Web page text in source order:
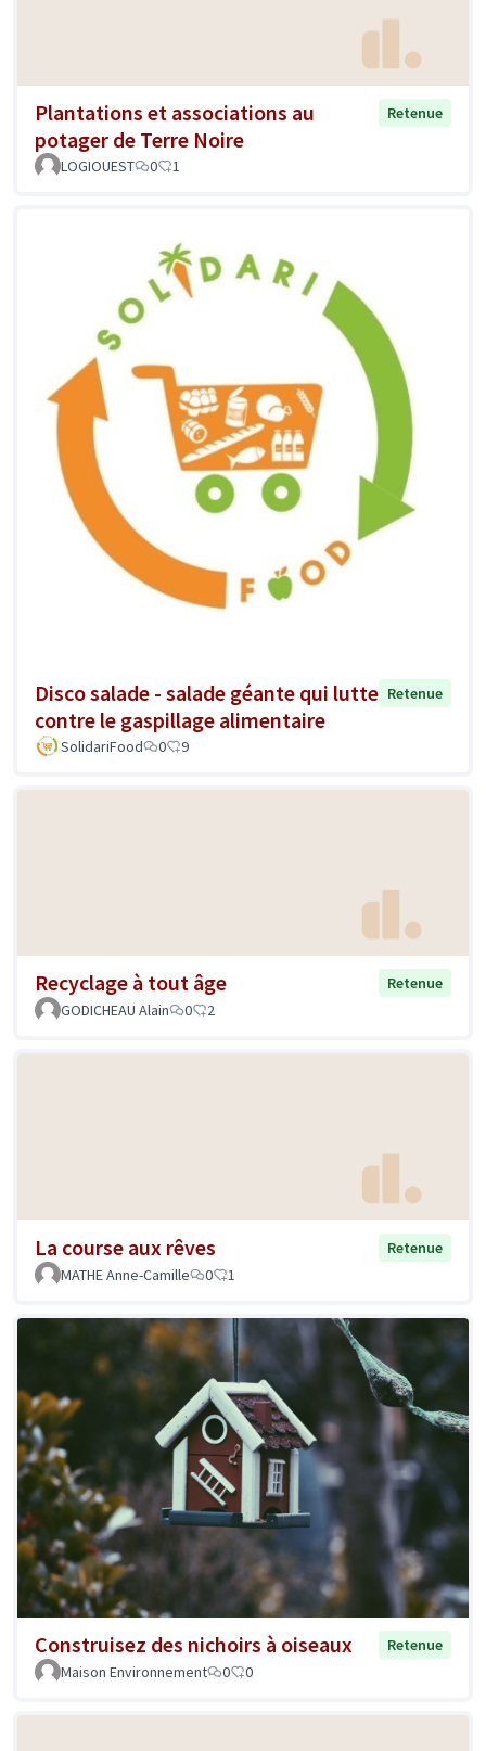
Plantations et associations au
potager de Terre Noire
Retenue
LOGIOUEST 0 1
Disco salade - salade géante qui lutte
contre le gaspillage alimentaire
Retenue
SolidariFood 0 9
Recyclage à tout âge
Retenue
GODICHEAU Alain
0 2
La course aux rêves
Retenue
MATHE Anne-Camille
0 1
Construisez des nichoirs à oiseaux
Retenue
Maison Environnement
0 0